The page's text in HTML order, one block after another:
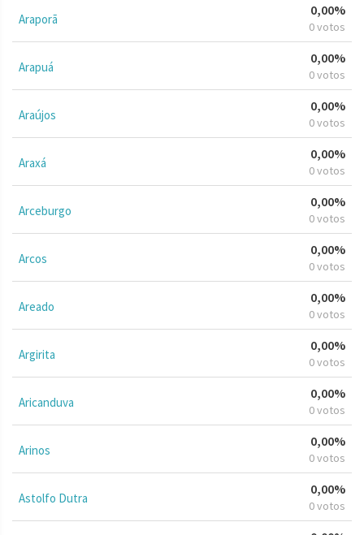
Araporã
0,00%
0 votos
Arapuá
0,00%
0 votos
Araújos
0,00%
0 votos
Araxá
0,00%
0 votos
Arceburgo
0,00%
0 votos
Arcos
0,00%
0 votos
Areado
0,00%
0 votos
Argirita
0,00%
0 votos
Aricanduva
0,00%
0 votos
Arinos
0,00%
0 votos
Astolfo Dutra
0,00%
0 votos